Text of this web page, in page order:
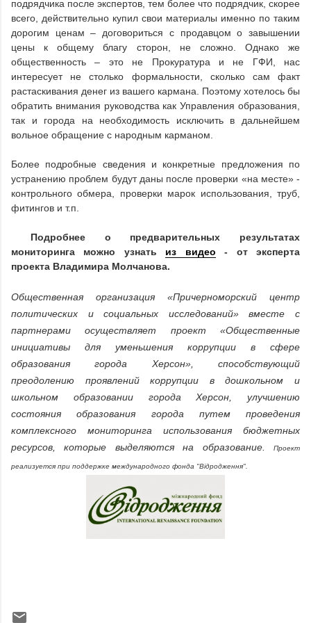
подрядчика после экспертов, тем более что подрядчик, скорее
всего, действительно купил свои материалы именно по таким
дорогим ценам – договориться с продавцом о завышении
цены к общему благу сторон, не сложно. Однако же
общественность – это не Прокуратура и не ГФИ, нас
интересует не столько формальности, сколько сам факт
растаскивания денег из вашего кармана. Поэтому хотелось бы
обратить внимания руководства как Управления образования,
так и города на необходимость исключить в дальнейшем
вольное обращение с народным карманом.
Более подробные сведения и конкретные предложения по
устранению проблем будут даны после проверки «на месте» -
контрольного обмера, проверки марок использования, труб,
фитингов и т.п.
Подробнее о предварительных результатах
мониторинга можно узнать из видео - от эксперта
проекта Владимира Молчанова.
Общественная организация «Причерноморский центр
политических и социальных исследований» вместе с
партнерами осуществляет проект «Общественные
инициативы для уменьшения коррупции в сфере
образования города Херсон», способствующий
преодолению проявлений коррупции в дошкольном и
школьном образовании города Херсон, улучшению
состояния образования города путем проведения
комплексного мониторинга использования бюджетных
ресурсов, которые выделяются на образование.
Проект
реализуется при поддержке международного фонда "Відродження".